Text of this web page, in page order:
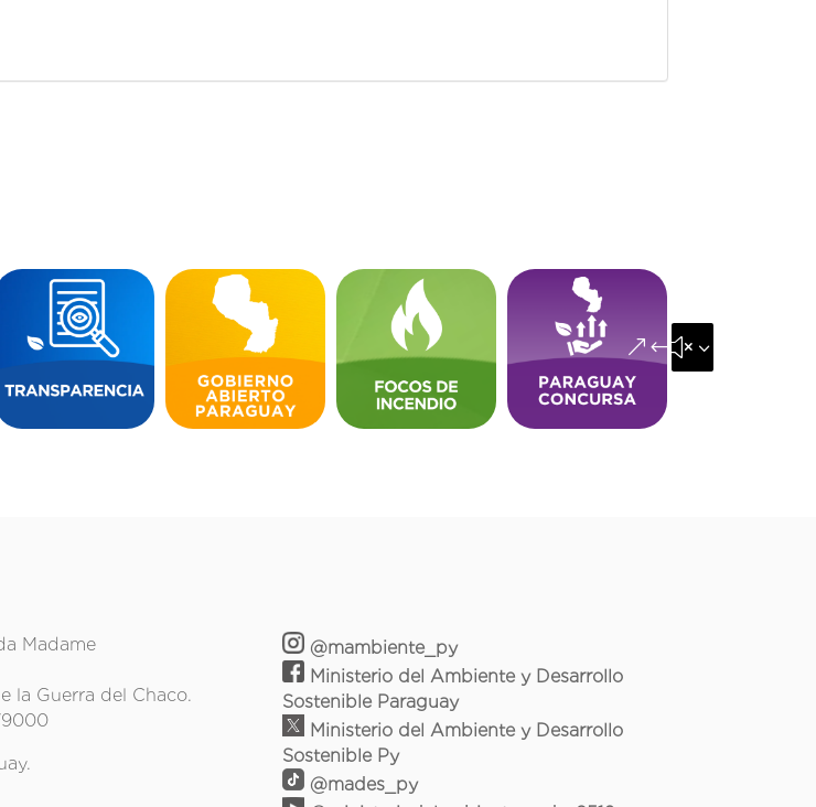
&#x35;
Madame
la Guerra del Chaco.
@mambiente_py
Ministerio del Ambiente y Desarrollo
Sostenible Paraguay
Ministerio del Ambiente y Desarrollo
Sostenible Py
@mades_py